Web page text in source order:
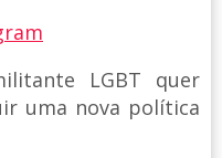
LGBT quer
uma nova política